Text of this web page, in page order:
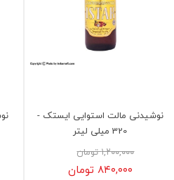
نوشیدنی مالت استوایی ایستک -
320 میلی لیتر
۱,۲۰۰,۰۰۰ تومان
۸۴۰,۰۰۰ تومان